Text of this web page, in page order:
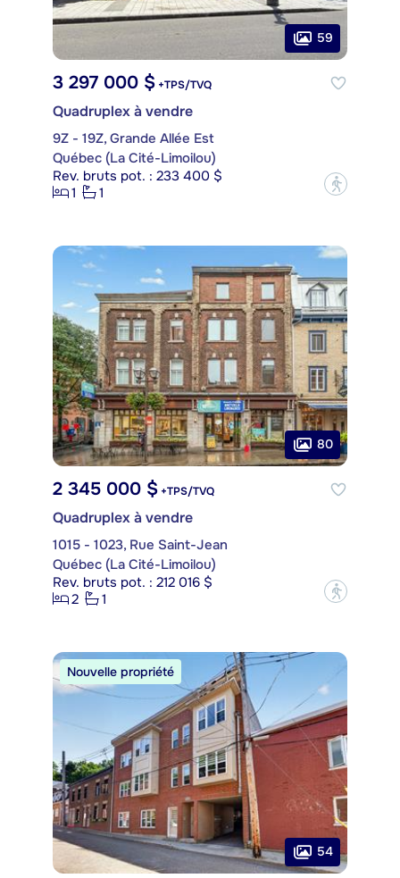
59
3 297 000 $ +TPS/TVQ
Quadruplex à vendre
9Z - 19Z, Grande Allée Est
Québec (La Cité-Limoilou)
Rev. bruts pot. : 233 400 $
1
1 ?
80
2 345 000 $ +TPS/TVQ
Quadruplex à vendre
1015 - 1023, Rue Saint-Jean
Québec (La Cité-Limoilou)
Rev. bruts pot. : 212 016 $
2
1 ?
Nouvelle propriété
54